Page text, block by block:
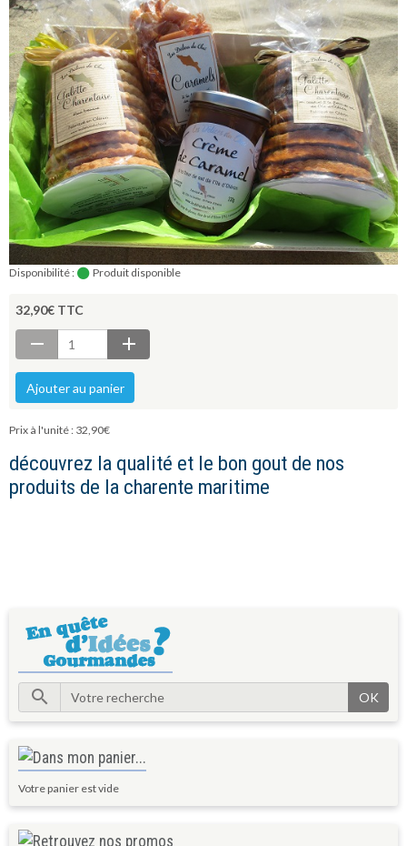
Disponibilité : Produit disponible
32,90€ TTC
Ajouter au panier
Prix à l'unité : 32,90€
découvrez la qualité et le bon gout de nos
produits de la charente maritime
OK
Votre panier est vide